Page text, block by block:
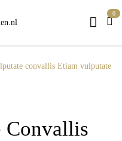
0
convallis Etiam vulputate
Convallis